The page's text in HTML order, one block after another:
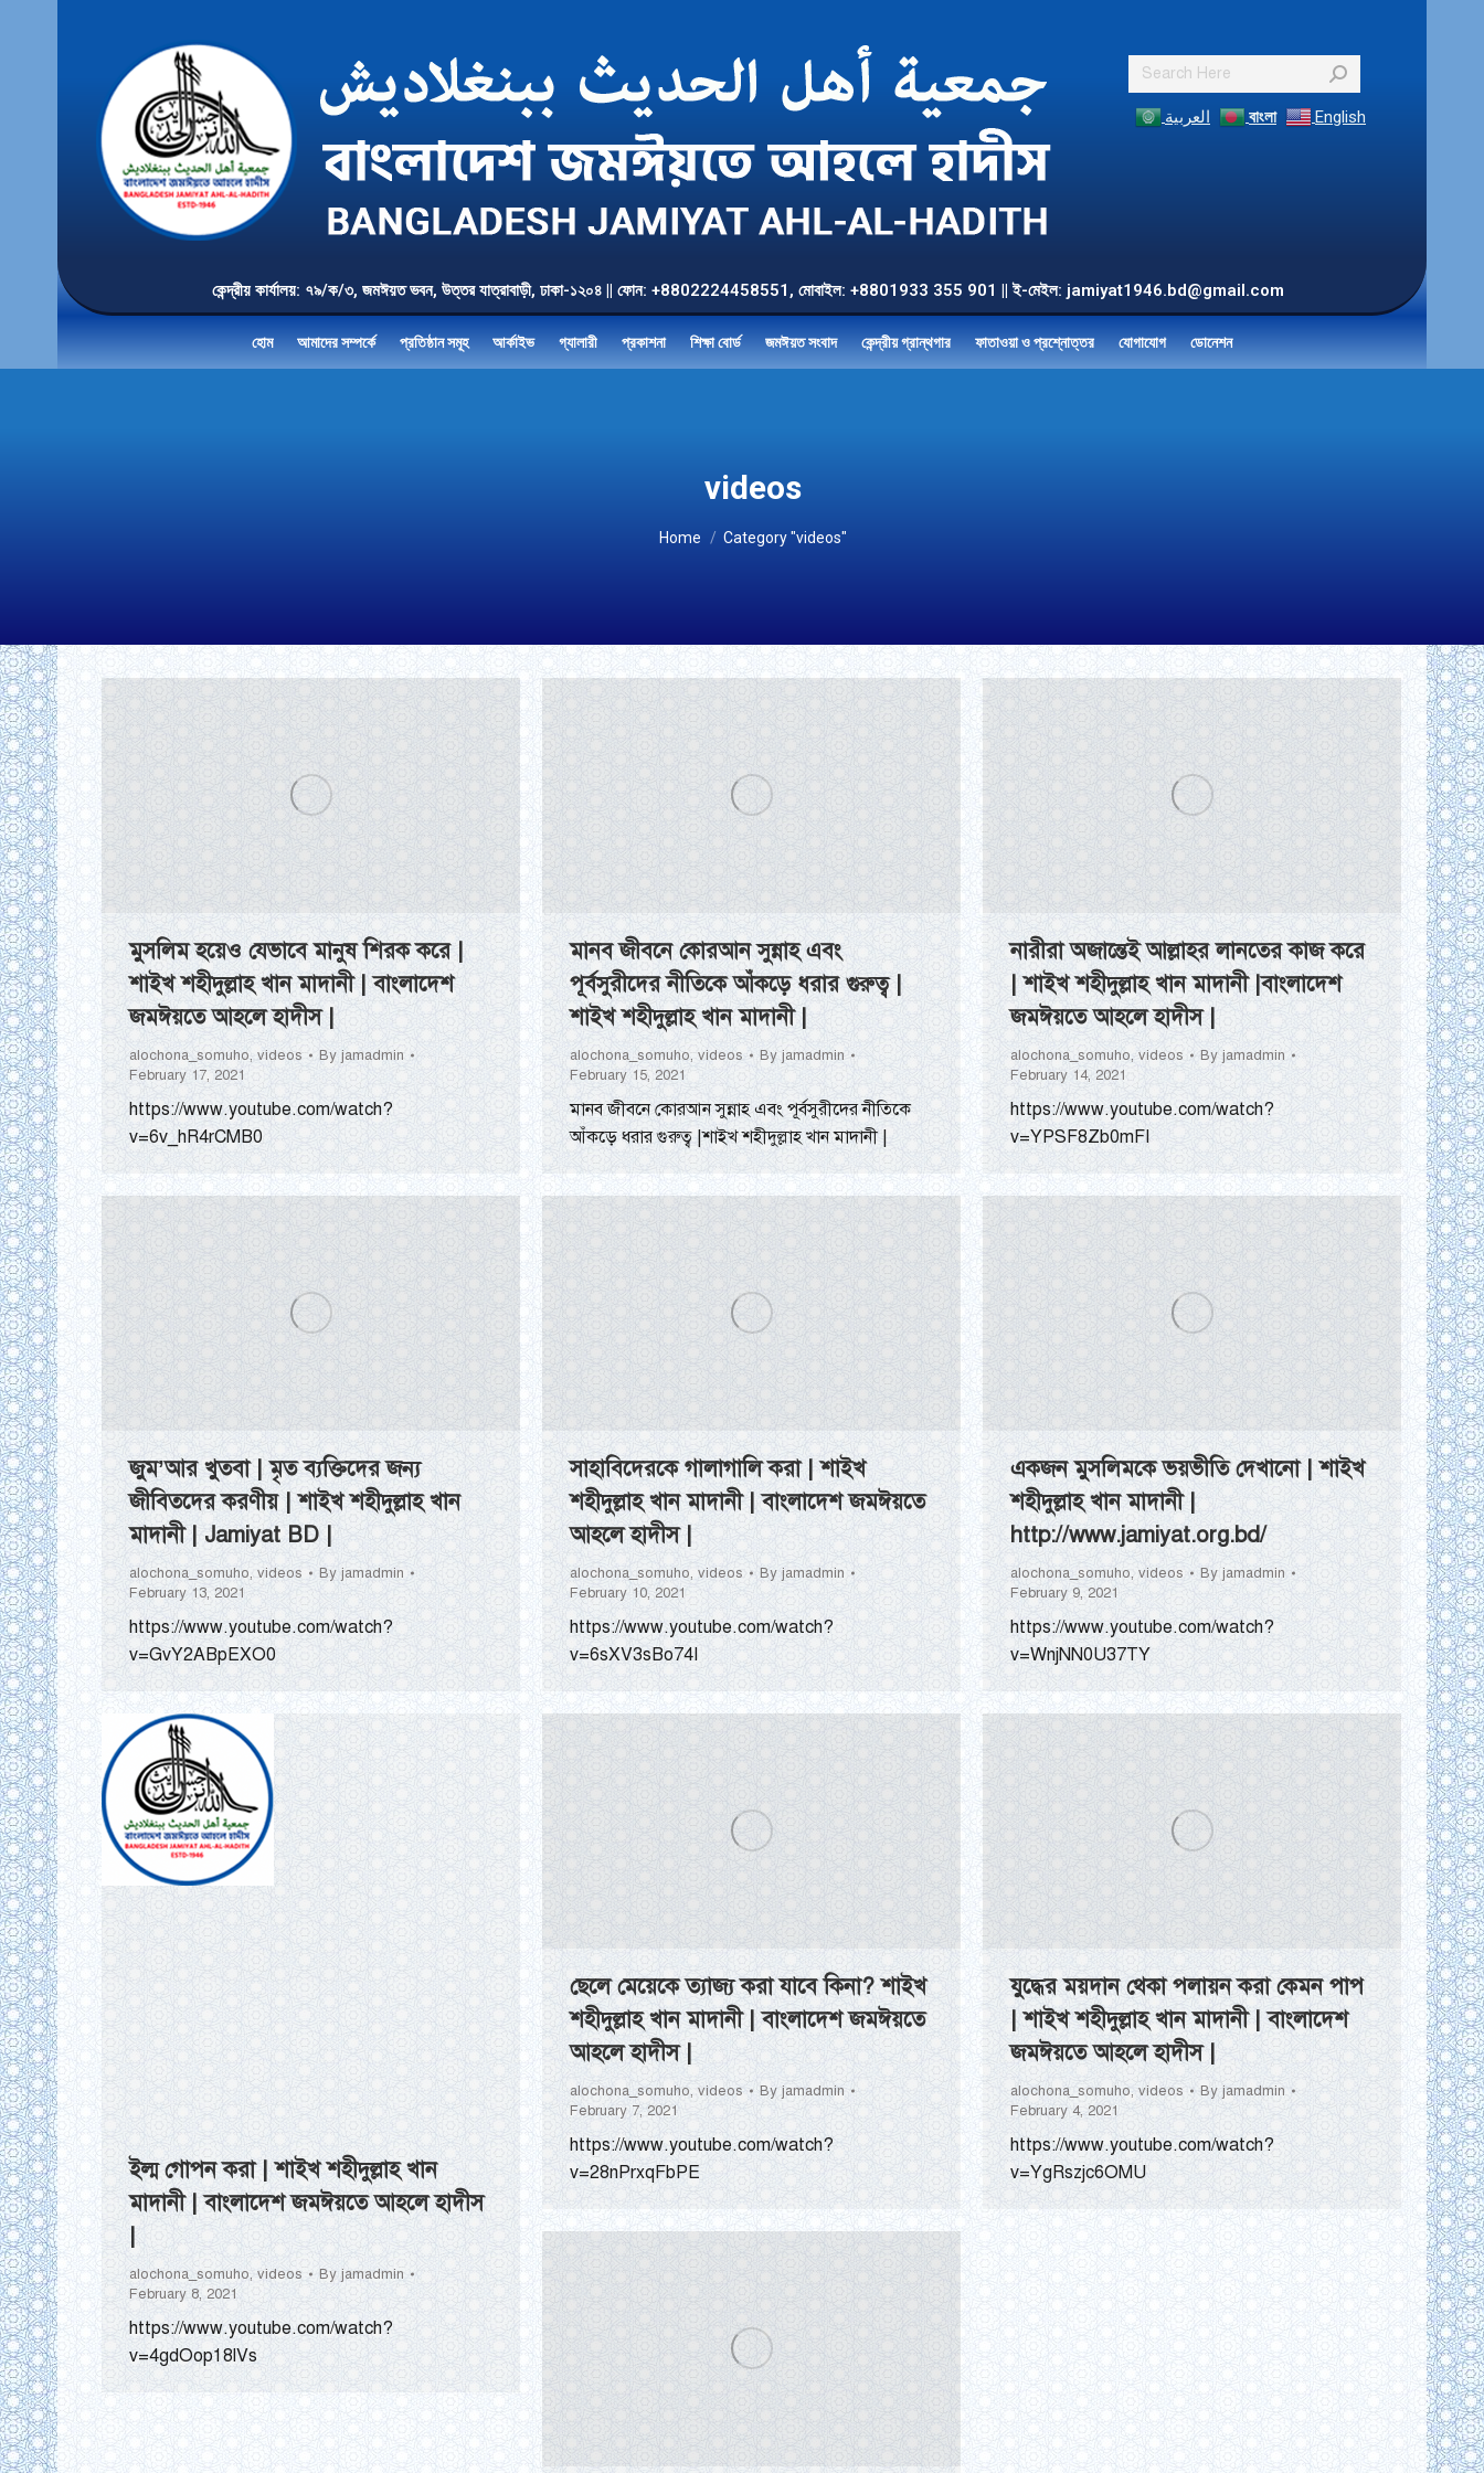
Search:
العربية বাংলা English
কেন্দ্রীয় কার্যালয়: ৭৯/ক/৩, জমঈয়ত ভবন, উত্তর যাত্রাবাড়ী, ঢাকা-১২০৪ || ফোন: +8802224458551, মোবাইল: +8801933 355 901 || ই-মেইল: jamiyat1946.bd@gmail.com
হোম আমাদের সম্পর্কে প্রতিষ্ঠান সমূহ আর্কাইভ গ্যালারী প্রকাশনা শিক্ষা বোর্ড জমঈয়ত সংবাদ কেন্দ্রীয় গ্রান্থগার ফাতাওয়া ও প্রশ্নোত্তর যোগাযোগ ডোনেশন
videos
You are here:
Home Category "videos"
মুসলিম হয়েও যেভাবে মানুষ শিরক করে |
শাইখ শহীদুল্লাহ খান মাদানী | বাংলাদেশ
জমঈয়তে আহলে হাদীস |
alochona_somuho, videos By jamadmin
February 17, 2021
https://www.youtube.com/watch?
v=6v_hR4rCMB0
মানব জীবনে কোরআন সুন্নাহ এবং
পূর্বসুরীদের নীতিকে আঁকড়ে ধরার গুরুত্ব |
শাইখ শহীদুল্লাহ খান মাদানী |
alochona_somuho, videos By jamadmin
February 15, 2021
মানব জীবনে কোরআন সুন্নাহ এবং পূর্বসুরীদের নীতিকে
আঁকড়ে ধরার গুরুত্ব |শাইখ শহীদুল্লাহ খান মাদানী |
নারীরা অজান্তেই আল্লাহর লানতের কাজ করে
| শাইখ শহীদুল্লাহ খান মাদানী |বাংলাদেশ
জমঈয়তে আহলে হাদীস |
alochona_somuho, videos By jamadmin
February 14, 2021
https://www.youtube.com/watch?
v=YPSF8Zb0mFI
জুম’আর খুতবা | মৃত ব্যক্তিদের জন্য
জীবিতদের করণীয় | শাইখ শহীদুল্লাহ খান
মাদানী | Jamiyat BD |
alochona_somuho, videos By jamadmin
February 13, 2021
https://www.youtube.com/watch?
v=GvY2ABpEXO0
সাহাবিদেরকে গালাগালি করা | শাইখ
শহীদুল্লাহ খান মাদানী | বাংলাদেশ জমঈয়তে
আহলে হাদীস |
alochona_somuho, videos Byjamadmin
February 10, 2021
https://www.youtube.com/watch?
v=6sXV3sBo74I
একজন মুসলিমকে ভয়ভীতি দেখানো | শাইখ
শহীদুল্লাহ খান মাদানী |
http://www.jamiyat.org.bd/
alochona_somuho, videos By jamadmin
February 9, 2021
https://www.youtube.com/watch?
v=WnjNN0U37TY
ইল্ম গোপন করা | শাইখ শহীদুল্লাহ খান
মাদানী | বাংলাদেশ জমঈয়তে আহলে হাদীস
|
alochona_somuho, videos By jamadmin
February 8, 2021
https://www.youtube.com/watch?
v=4gdOop18lVs
ছেলে মেয়েকে ত্যাজ্য করা যাবে কিনা? শাইখ
শহীদুল্লাহ খান মাদানী | বাংলাদেশ জমঈয়তে
আহলে হাদীস |
alochona_somuho, videos By jamadmin
February 7, 2021
https://www.youtube.com/watch?
v=28nPrxqFbPE
যুদ্ধের ময়দান থেকা পলায়ন করা কেমন পাপ
| শাইখ শহীদুল্লাহ খান মাদানী | বাংলাদেশ
জমঈয়তে আহলে হাদীস |
alochona_somuho, videos By jamadmin
February 4, 2021
https://www.youtube.com/watch?
v=YgRszjc6OMU